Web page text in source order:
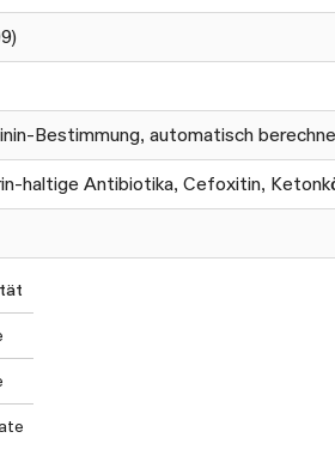
Bestimmung, automatisch
haltige Antibiotika, Cefoxitin,